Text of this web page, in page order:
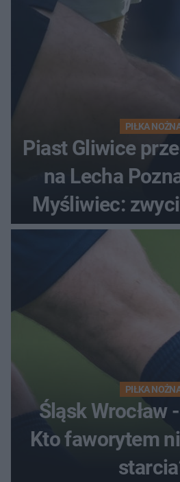
PIŁKA
Piast Gliwice
na Lecha
Myśliwiec:
PIŁKA
Śląsk Wrocław
Kto faworytem